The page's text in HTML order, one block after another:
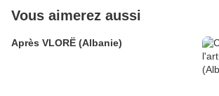
Vous aimerez aussi
Après VLORË (Albanie)